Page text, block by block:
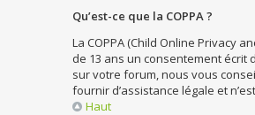
Qu’est-ce que la COPPA ?
La COPPA (Child Online Privacy
de 13 ans un consentement écrit
sur votre forum, nous vous
fournir d’assistance légale et
Haut